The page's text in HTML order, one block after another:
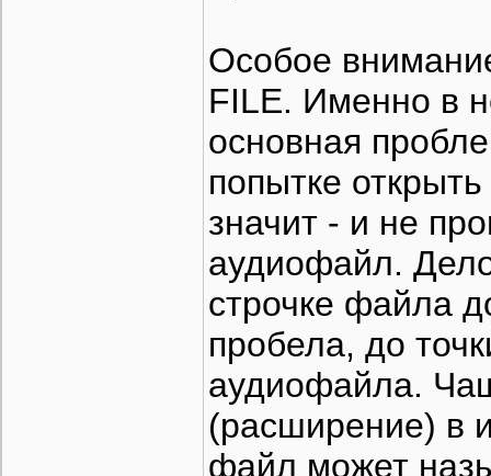
Особое
FILE. Именно в
основная
попытке
значит - и не
аудиофайл.
строчке файла
пробела, до
аудиофайла.
(расширение) в
файл может